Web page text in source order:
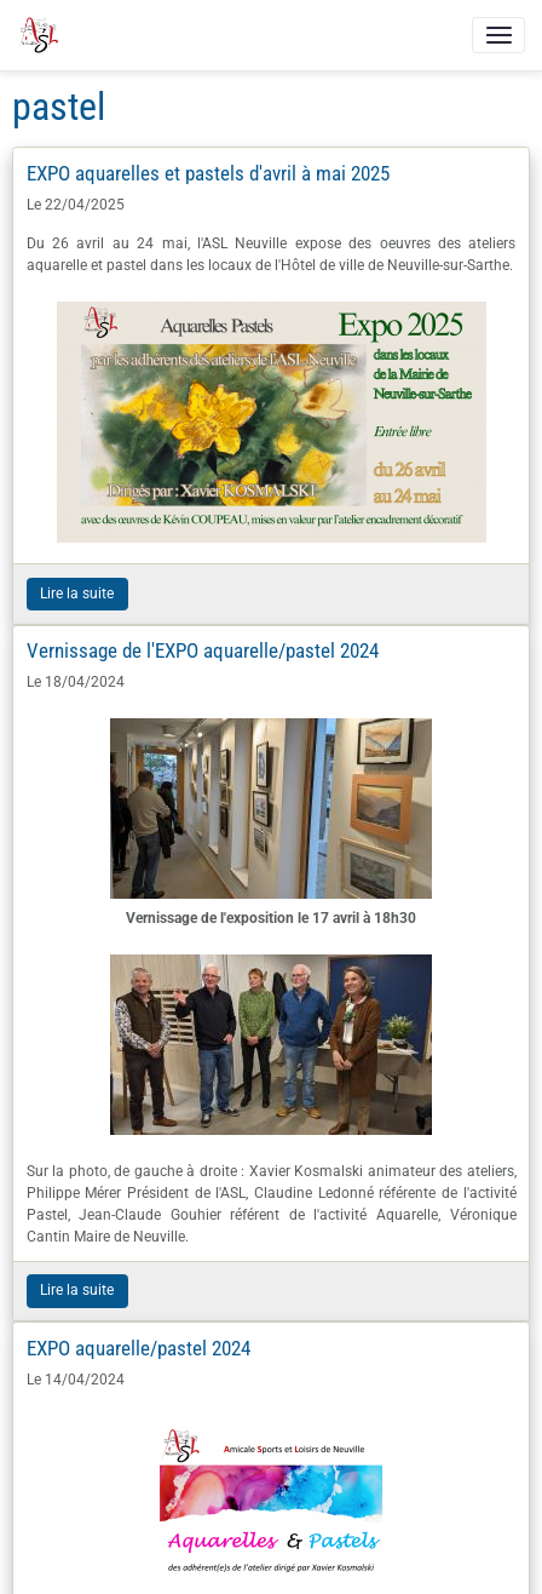
pastel
EXPO aquarelles et pastels d'avril à mai 2025
Le 22/04/2025
Du 26 avril au 24 mai, l'ASL Neuville expose des oeuvres des ateliers
aquarelle et pastel dans les locaux de l'Hôtel de ville de Neuville-sur-Sarthe.
Lire la suite
Vernissage de l'EXPO aquarelle/pastel 2024
Le 18/04/2024
Vernissage de l'exposition le 17 avril à 18h30
Sur la photo, de gauche à droite : Xavier Kosmalski animateur des ateliers,
Philippe Mérer Président de l'ASL, Claudine Ledonné référente de l'activité
Pastel, Jean-Claude Gouhier référent de l'activité Aquarelle, Véronique
Cantin Maire de Neuville.
Lire la suite
EXPO aquarelle/pastel 2024
Le 14/04/2024